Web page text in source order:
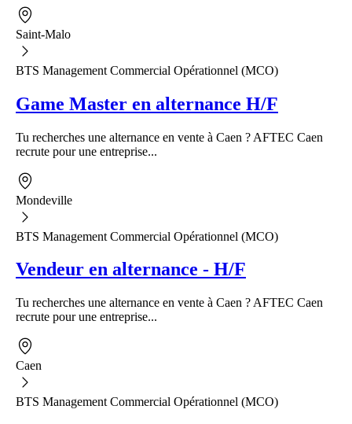
Saint-Malo
BTS Management Commercial Opérationnel (MCO)
Game Master en alternance H/F
Tu recherches une alternance en vente à Caen ? AFTEC Caen
recrute pour une entreprise...
Mondeville
BTS Management Commercial Opérationnel (MCO)
Vendeur en alternance - H/F
Tu recherches une alternance en vente à Caen ? AFTEC Caen
recrute pour une entreprise...
Caen
BTS Management Commercial Opérationnel (MCO)